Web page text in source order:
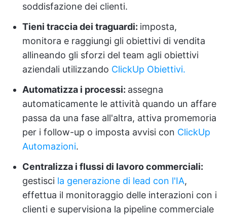
soddisfazione dei clienti.
Tieni traccia dei traguardi: imposta,
monitora e raggiungi gli obiettivi di vendita
allineando gli sforzi del team agli obiettivi
aziendali utilizzando ClickUp Obiettivi.
Automatizza i processi: assegna
automaticamente le attività quando un affare
passa da una fase all'altra, attiva promemoria
per i follow-up o imposta avvisi con ClickUp
Automazioni.
Centralizza i flussi di lavoro commerciali:
gestisci la generazione di lead con l'IA,
effettua il monitoraggio delle interazioni con i
clienti e supervisiona la pipeline commerciale